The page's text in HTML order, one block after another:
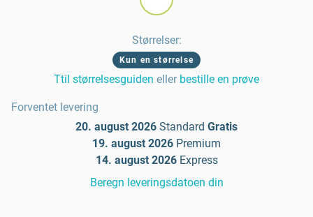
Størrelser:
Kun en størrelse
Ttil størrelsesguiden eller bestille en prøve
Forventet levering
20. august 2026 Standard Gratis
19. august 2026 Premium
14. august 2026 Express
Beregn leveringsdatoen din